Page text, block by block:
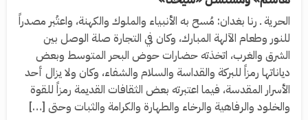
الحرية ـ رنا بغدان: مُسح به الأنبياء والملوك والكهنة، واعتُبر مصدراً
للنور وطعام الآلهة المبارك، وكان في التجارة صلة الوصل بين
الشرق والغرب، اتخذته حضارات حوض البحر المتوسط وبعض
دياناتها رمزاً للبركة والقداسة والسلام والشفاء، وكان ولا يزال أحد
الأسرار المقدسة، فيما اعتبرته بعض الثقافات القديمة رمزاً للقوة
والخلود والرفاهية والرخاء والطهارة والكرامة والثبات وحتى […]